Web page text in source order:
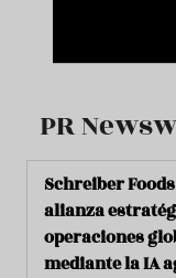
PR
Schreiber
alianza
operaciones
mediante la IA